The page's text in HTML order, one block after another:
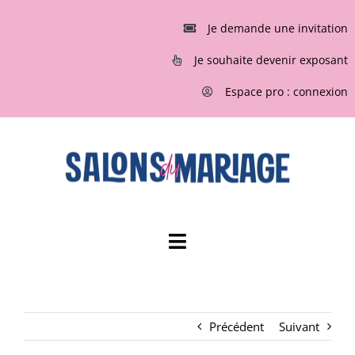
Je souhaite devenir exposant
Espace pro : connexion
Je demande une invitation
Toggle
Précédent Suivant